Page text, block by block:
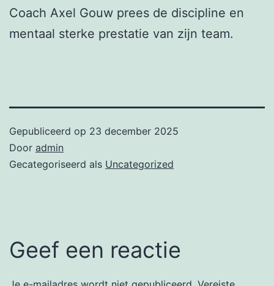
Coach Axel Gouw prees de discipline en
mentaal sterke prestatie van zijn team.
Gepubliceerd op 23 december 2025
Door admin
Gecategoriseerd als Uncategorized
Geef een reactie